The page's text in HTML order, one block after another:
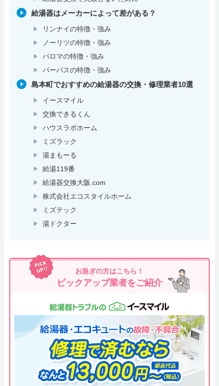
給湯器はメーカーによって差がある？
リンナイの特徴・強み
ノーリツの特徴・強み
パロマの特徴・強み
パーパスの特徴・強み
島本町でおすすめの給湯器の交換・修理業者10選
イースマイル
交換できるくん
ハウスラボホーム
ミズラック
湯まもーる
給湯119番
給湯器交換大阪.com
株式会社エコスタイルホーム
ミズテック
湯ドクター
お急ぎの方はこちら！
ピックアップ業者をご紹介